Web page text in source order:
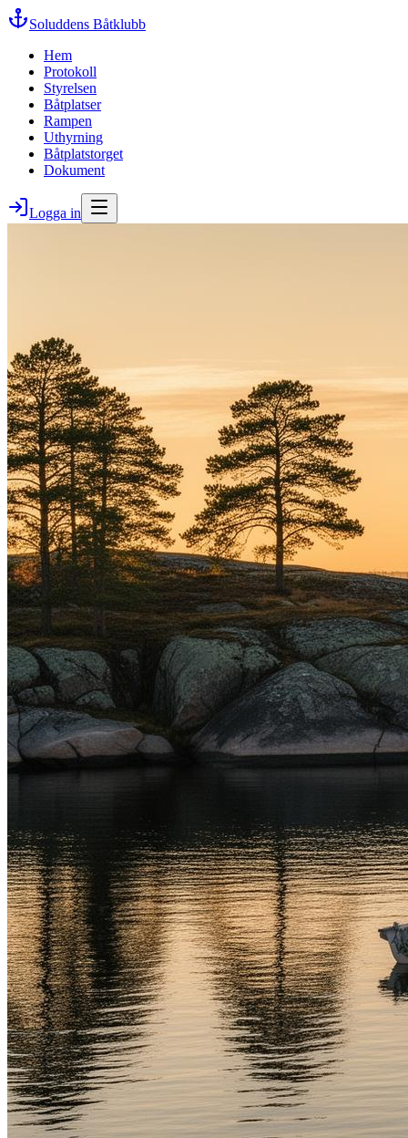
Soluddens Båtklubb
Hem
Protokoll
Styrelsen
Båtplatser
Rampen
Uthyrning
Båtplatstorget
Dokument
Logga in